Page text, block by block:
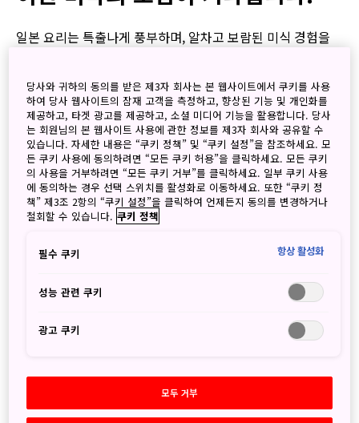
일본 요리는 특출나게 풍부하며, 알차고 보람된 미식 경험을
없는 스시, 와규 쇠고기와 가이세키 요리는 물론, 야키토리
라멘등의길거리 음식도 놓칠 수 없는 별미입니다. 일본 요리
의 정수는 료테이(일본식 전통 식당)에서 제공하는 가이세키
요리라고 할 수 있습니다. 그러나 일본 요리에는 다양한 채식
요리와 민물고기 요리, 스시, 장어, 덴뿌라, 소바, 우동, 야코야
키, 오코노미야키, 야키니쿠 등의 메뉴도 있습니다. 지역별로
독특한 향토 음식에 담긴 요리 전통과 더불어 지역 고유의 별
미가 있습니다. 어디에서 어떤 음식을 먹게 되더라도, 현지 양
다채로운 일본 요리
당사와 귀하의 동의를 받은 제3자 회사는 본 웹사이트에서 쿠키를 사용
하여 당사 웹사이트의 잠재 고객을 측정하고, 향상된 기능 및 개인화를
제공하고, 타겟 광고를 제공하고, 소셜 미디어 기능을 활용합니다. 당사
는 회원님의 본 웹사이트 사용에 관한 정보를 제3자 회사와 공유할 수
있습니다. 자세한 내용은 “쿠키 정책” 및 “쿠키 설정”을 참조하세요. 모
든 쿠키 사용에 동의하려면 “모든 쿠키 허용”을 클릭하세요. 모든 쿠키
의 사용을 거부하려면 “모든 쿠키 거부”를 클릭하세요. 일부 쿠키 사용
에 동의하는 경우 선택 스위치를 활성화로 이동하세요. 또한 “쿠키 정
책” 제3조 2항의 “쿠키 설정”을 클릭하여 언제든지 동의를 변경하거나
철회할 수 있습니다. 쿠키 정책
필수 쿠키 항상 활성화
성능 관련 쿠키
광고 쿠키
모두 거부